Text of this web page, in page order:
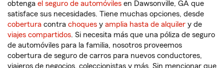
obtenga el seguro de automóviles en Dawsonville, GA que
satisface sus necesidades. Tiene muchas opciones, desde
cobertura contra choques y amplia hasta de alquiler y de
viajes compartidos. Si necesita más que una póliza de seguro
de automóviles para la familia, nosotros proveemos
cobertura de seguro de carros para nuevos conductores,
viajeros de negocios, coleccionistas y más. Sin mencionar que